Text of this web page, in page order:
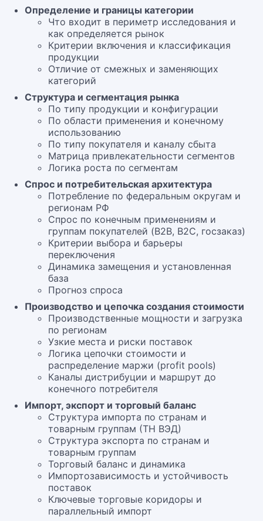
Определение и границы категории
Что входит в периметр исследования и
как определяется рынок
Критерии включения и классификация
продукции
Отличие от смежных и заменяющих
категорий
Структура и сегментация рынка
По типу продукции и конфигурации
По области применения и конечному
использованию
По типу покупателя и каналу сбыта
Матрица привлекательности сегментов
Логика роста по сегментам
Спрос и потребительская архитектура
Потребление по федеральным округам и
регионам РФ
Спрос по конечным применениям и
группам покупателей (B2B, B2C, госзаказ)
Критерии выбора и барьеры
переключения
Динамика замещения и установленная
база
Прогноз спроса
Производство и цепочка создания стоимости
Производственные мощности и загрузка
по регионам
Узкие места и риски поставок
Логика цепочки стоимости и
распределение маржи (profit pools)
Каналы дистрибуции и маршрут до
конечного потребителя
Импорт, экспорт и торговый баланс
Структура импорта по странам и
товарным группам (ТН ВЭД)
Структура экспорта по странам и
товарным группам
Торговый баланс и динамика
Импортозависимость и устойчивость
поставок
Ключевые торговые коридоры и
параллельный импорт